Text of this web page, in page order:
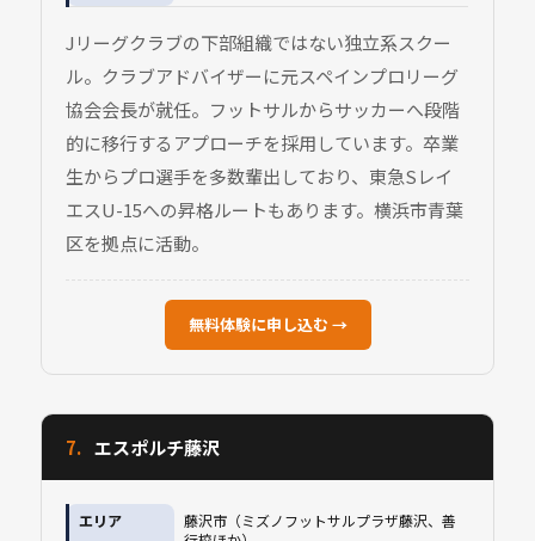
Jリーグクラブの下部組織ではない独立系スクー
ル。クラブアドバイザーに元スペインプロリーグ
協会会長が就任。フットサルからサッカーへ段階
的に移行するアプローチを採用しています。卒業
生からプロ選手を多数輩出しており、東急Sレイ
エスU-15への昇格ルートもあります。横浜市青葉
区を拠点に活動。
無料体験に申し込む →
7. エスポルチ藤沢
エリア
藤沢市（ミズノフットサルプラザ藤沢、善